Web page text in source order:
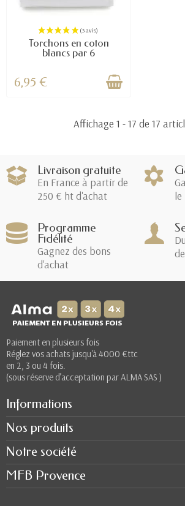
Torchons en coton
blancs par 6
6,95 €
Affichage 1 - 17 de 17
Livraison gratuite
En France à partir de
250 € ht d'achat
le
Programme
Fidélité
Gagnez des bons
d'achat
Paiement en plusieurs fois
Réglez vos achats jusqu'à 4000 €ttc
en 2, 3 ou 4 fois.
(sous réserve d’acceptation par ALMA SAS )
Informations
Nos produits
Notre société
MFB Provence